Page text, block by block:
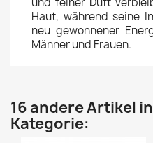
Haut, während seine
neu gewonnener
Männer und Frauen.
16 andere Artikel
Kategorie: